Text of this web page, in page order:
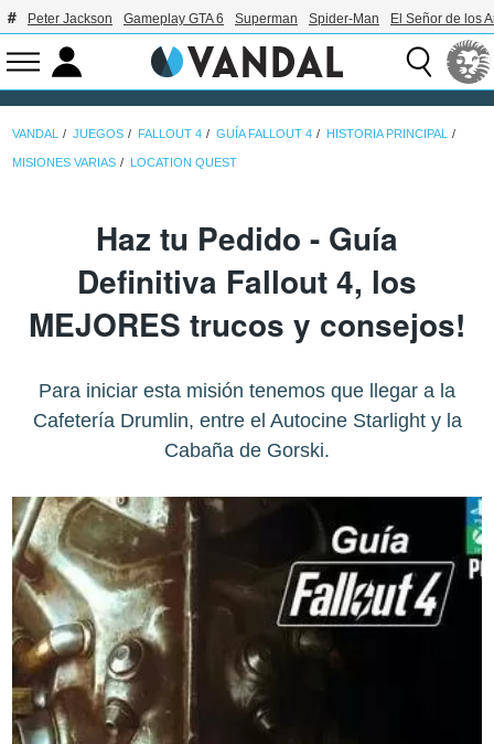
Peter Jackson Gameplay GTA 6 Superman Spider-Man El Señor de los
VANDAL JUEGOS FALLOUT 4 GUÍA FALLOUT 4 HISTORIA PRINCIPAL
MISIONES VARIAS LOCATION QUEST
Haz tu Pedido - Guía
Definitiva Fallout 4, los
MEJORES trucos y consejos!
Para iniciar esta misión tenemos que llegar a la
Cafetería Drumlin, entre el Autocine Starlight y la
Cabaña de Gorski.